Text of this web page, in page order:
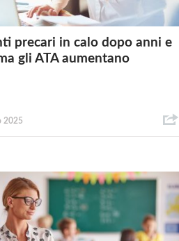
precari in calo dopo anni e
gli ATA aumentano
2025